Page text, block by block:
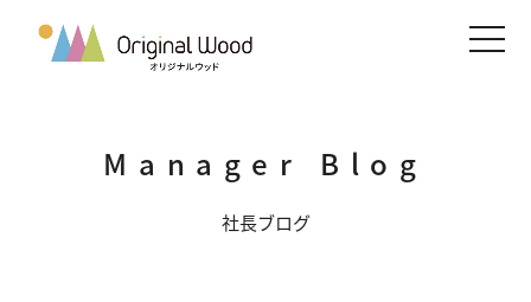
メニ
Manager Blog
社長ブログ